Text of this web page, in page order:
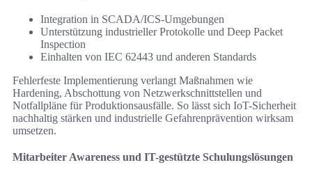
Integration in SCADA/ICS-Umgebungen
Unterstützung industrieller Protokolle und Deep Packet
Inspection
Einhalten von IEC 62443 und anderen Standards
Fehlerfeste Implementierung verlangt Maßnahmen wie
Hardening, Abschottung von Netzwerkschnittstellen und
Notfallpläne für Produktionsausfälle. So lässt sich IoT-Sicherheit
nachhaltig stärken und industrielle Gefahrenprävention wirksam
umsetzen.
Mitarbeiter Awareness und IT-gestützte Schulungslösungen